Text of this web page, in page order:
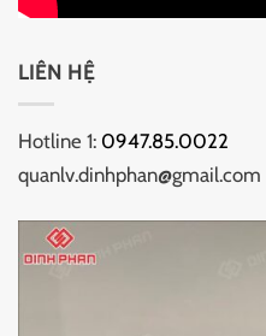
LIÊN HỆ
Hotline 1: 0947.85.0022
quanlv.dinhphan@gmail.com